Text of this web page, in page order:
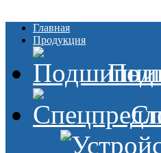
Главная
Продукция